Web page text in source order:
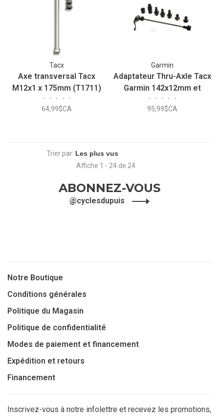
Tacx
Axe transversal Tacx
M12x1 x 175mm (T1711)
• • • • •
64,99$CA
Garmin
Adaptateur Thru-Axle Tacx
Garmin 142x12mm et
148x12mm
• • • • •
95,99$CA
Trier par:
Affiche 1 - 24 de 24
ABONNEZ-VOUS
@cyclesdupuis
Notre Boutique
Conditions générales
Politique du Magasin
Politique de confidentialité
Modes de paiement et financement
Expédition et retours
Financement
Inscrivez-vous à notre infolettre et recevez les promotions,